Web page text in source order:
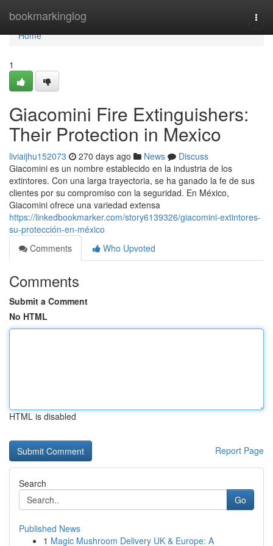
bookmarkinglog
Home
Home
1
Giacomini Fire Extinguishers:
Their Protection in Mexico
liviaijhu152073 270 days ago News
Discuss
Giacomini es un nombre establecido en la industria de los
extintores. Con una larga trayectoria, se ha ganado la fe de sus
clientes por su compromiso con la seguridad. En México,
Giacomini ofrece una variedad extensa
https://linkedbookmarker.com/story6139326/giacomini-extintores-
su-protección-en-méxico
Comments
Who Upvoted
Comments
Submit a Comment
No HTML
HTML is disabled
Report Page
Search
Go
Published News
1 Magic Mushroom Delivery UK & Europe: A